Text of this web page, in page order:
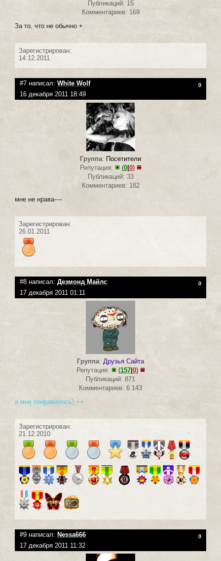
Публикаций: 15
Комментариев: 169
За то, что не обычно +
Зарегистрирован:
14.12.2011
#7 написал: White Wolf 0
16 декабря 2011 18:49
Группа: Посетители
Репутация:
(0| 0)
Публикаций: 33
Комментариев: 182
мне не нрава----
Зарегистрирован:
26.01.2011
#8 написал: Дезмонд Майлс 0
17 декабря 2011 01:11
Группа: Друзья Сайта
Репутация:
(157| 0)
Публикаций: 871
Комментариев: 6 143
а мне понравилось) ++
Зарегистрирован:
21.12.2010
#9 написал: Nessa666 0
17 декабря 2011 11:32